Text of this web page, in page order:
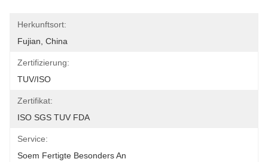
Herkunftsort:
Fujian, China
Zertifizierung:
TUV/ISO
Zertifikat:
ISO SGS TUV FDA
Service:
Soem Fertigte Besonders An